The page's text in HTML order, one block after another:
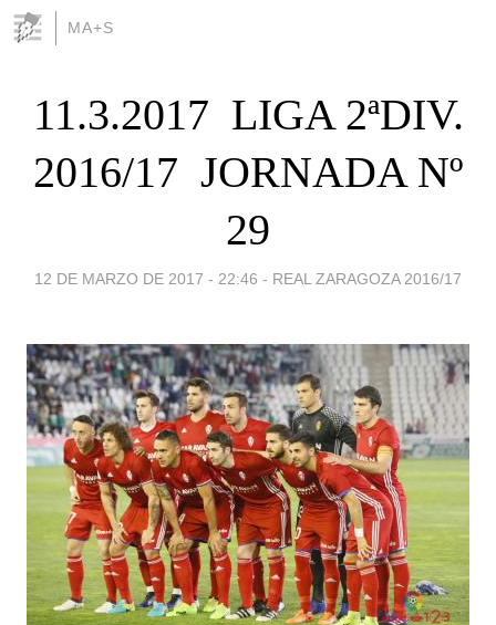
MA+S
11.3.2017  LIGA 2ªDIV.
2016/17  JORNADA Nº
29
12 DE MARZO DE 2017 - 22:46 - REAL ZARAGOZA 2016/17